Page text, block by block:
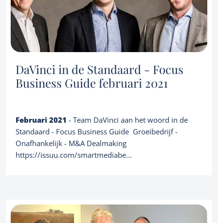
Corporate finance consultancy
About us
Team
Credentials
Portfolio
News
EN Let's talk
DaVinci in de Standaard - Focus
Business Guide februari 2021
Februari 2021 - Team DaVinci aan het woord in de
Standaard - Focus Business Guide Groeibedrijf -
Onafhankelijk - M&A Dealmaking
https://issuu.com/smartmediabe...